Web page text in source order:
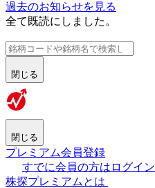
過去のお知らせを見る
全て既読にしました。
閉じる
閉じる
プレミアム会員登録
すでに会員の方はログイン
株探プレミアムとは